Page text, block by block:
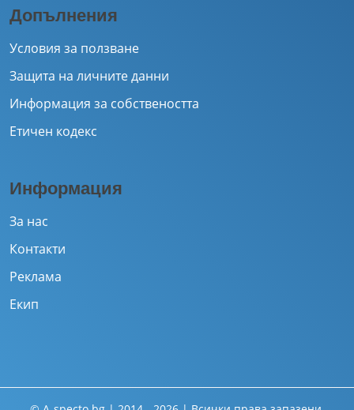
Допълнения
Условия за ползване
Защита на личните данни
Информация за собствеността
Етичен кодекс
Информация
За нас
Контакти
Реклама
Екип